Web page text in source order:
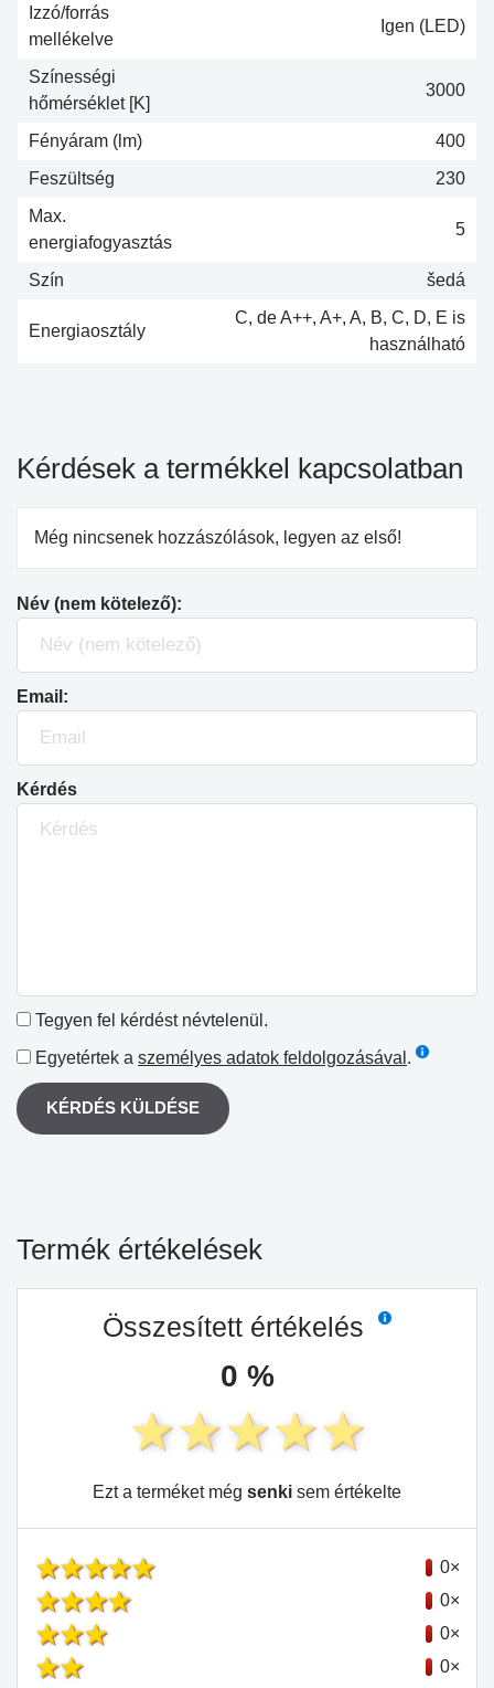
Izzó/forrás
mellékelve
Igen (LED)
Színességi
hőmérséklet [K]
3000
Fényáram (lm)
400
Feszültség
230
Max.
energiafogyasztás
5
Szín šedá
Energiaosztály
C, de A++, A+, A, B, C, D, E is
használható
Kérdések a termékkel kapcsolatban
Még nincsenek hozzászólások, legyen az első!
Név (nem kötelező):
Email:
Kérdés
Tegyen fel kérdést névtelenül.
Egyetértek a személyes adatok feldolgozásával .
KÉRDÉS KÜLDÉSE
Termék értékelések
Összesített értékelés
0 %
Ezt a terméket még senki sem értékelte
0×
0×
0×
0×